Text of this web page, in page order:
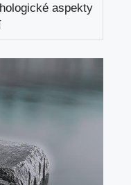
aspekty